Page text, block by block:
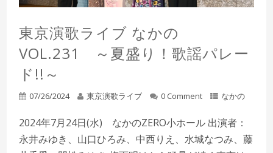
東京演歌ライブ なかの
VOL.231 ～夏盛り！歌謡パレー
ド!!～
07/26/2024 東京演歌ライブ 0 Comment なかの
2024年7月24日(水) なかのZERO小ホール 出演者：
永井みゆき、山口ひろみ、中西りえ、水城なつみ、藤